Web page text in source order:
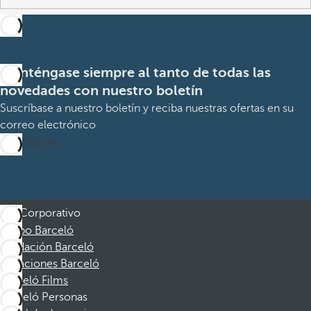
Manténgase siempre al tanto de todas las
novedades con nuestro boletín
Suscríbase a nuestro boletín y reciba nuestras ofertas en su
correo electrónico
Suscribirme
Corporativo
Grupo Barceló
Fundación Barceló
Vacaciones Barceló
Barceló Films
Barceló Personas